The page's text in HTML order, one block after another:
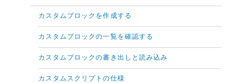
カスタムブロックを作成する
カスタムブロックの一覧を確認する
カスタムブロックの書き出しと読み込み
カスタムスクリプトの仕様